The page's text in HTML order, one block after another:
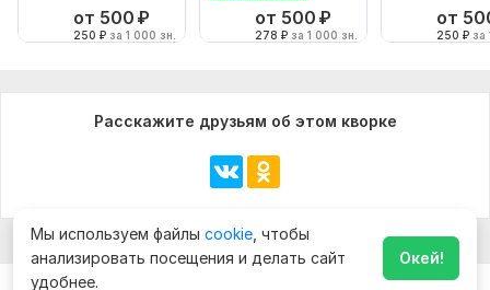
от 500 ₽
250 ₽ за 1 000 зн.
от 500 ₽
278 ₽ за 1 000 зн.
от
250 ₽ за
Расскажите друзьям об этом кворке
Мы используем файлы cookie , чтобы
анализировать посещения и делать сайт
удобнее.
Окей!